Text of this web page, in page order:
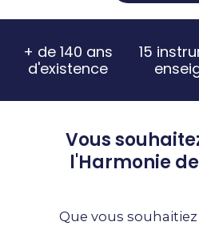
+ de 140 ans
d'existence
15
Vous
l'Harmonie
Que vous